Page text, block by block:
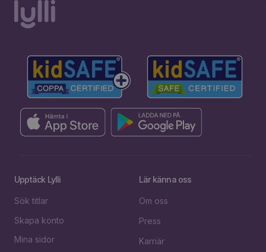
Upptäck Lylli
Sök titlar
Skapa konto
Mina sidor
Lär känna oss
Om oss
Press
Karriär